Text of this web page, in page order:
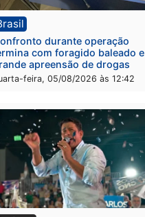
TCE reúne candidatos
Governo e apresenta
diagnóstico que pode
rumos de Rondônia
quarta-feira, 05/08/2026
Brasil